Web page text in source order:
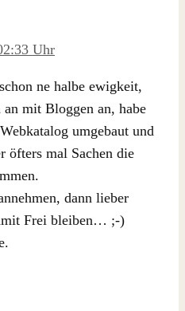
Uhr
ne halbe ewigkeit,
mit Bloggen an, habe
umgebaut und
öfters mal Sachen die
dann lieber
Frei bleiben… ;-)